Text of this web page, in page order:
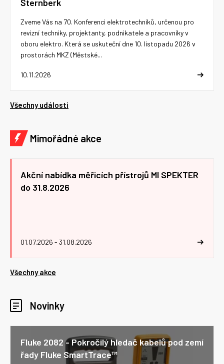
Šternberk
10.11.2026
Zveme Vás na 70. Konferenci elektrotechniků, určenou pro
revizní techniky, projektanty, podnikatele a pracovníky v
oboru elektro. Která se uskuteční dne 10. listopadu 2026 v
prostorách MKZ (Městské...
Všechny události
Mimořádné akce
Akční nabídka měřicích přístrojů MI SPEKTER
do 31.8.2026
01.07.2026 - 31.08.2026
Všechny akce
Novinky
Fluke 2082 - Pokročilý hledač kabelů pod zemí
řady Fluke SmartTrace™